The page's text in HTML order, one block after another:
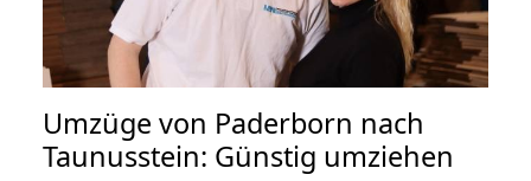
Umzüge von Paderborn nach
Taunusstein: Günstig umziehen